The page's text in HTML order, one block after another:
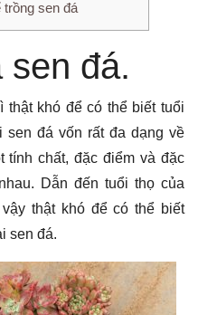
sen đá
sen đá.
khó để có thể biết tuổi
đá vốn rất đa dạng về
tính chất, đặc điểm và đặc
Dẫn đến tuổi thọ của
thật khó để có thể biết
sen đá.